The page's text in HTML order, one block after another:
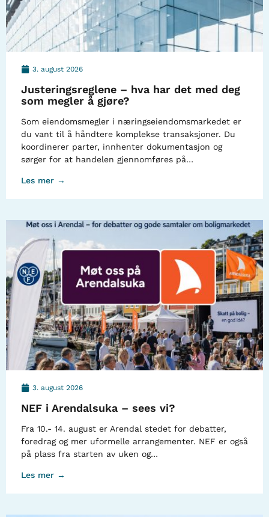
3. august 2026
Justeringsreglene – hva har det med deg
som megler å gjøre?
Som eiendomsmegler i næringseiendomsmarkedet er
du vant til å håndtere komplekse transaksjoner. Du
koordinerer parter, innhenter dokumentasjon og
sørger for at handelen gjennomføres på…
Les mer →
3. august 2026
NEF i Arendalsuka – sees vi?
Fra 10.- 14. august er Arendal stedet for debatter,
foredrag og mer uformelle arrangementer. NEF er også
på plass fra starten av uken og…
Les mer →